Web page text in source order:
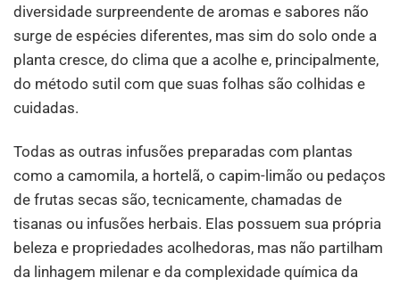
diversidade surpreendente de aromas e sabores não
surge de espécies diferentes, mas sim do solo onde a
planta cresce, do clima que a acolhe e, principalmente,
do método sutil com que suas folhas são colhidas e
cuidadas.
Todas as outras infusões preparadas com plantas
como a camomila, a hortelã, o capim-limão ou pedaços
de frutas secas são, tecnicamente, chamadas de
tisanas ou infusões herbais. Elas possuem sua própria
beleza e propriedades acolhedoras, mas não partilham
da linhagem milenar e da complexidade química da